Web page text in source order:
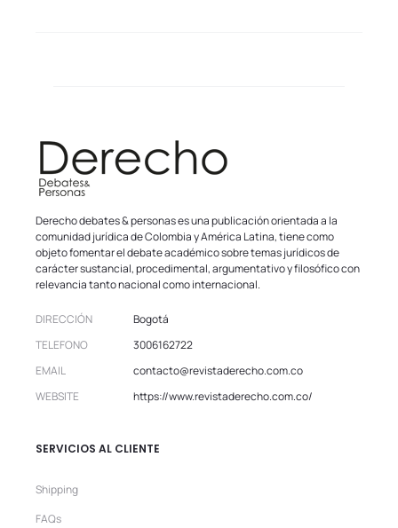
Derecho debates & personas es una publicación orientada a la
comunidad jurídica de Colombia y América Latina, tiene como
objeto fomentar el debate académico sobre temas jurídicos de
carácter sustancial, procedimental, argumentativo y filosófico con
relevancia tanto nacional como internacional.
DIRECCIÓN
Bogotá
TELEFONO
3006162722
EMAIL
contacto@revistaderecho.com.co
WEBSITE
https://www.revistaderecho.com.co/
SERVICIOS AL CLIENTE
Shipping
FAQs